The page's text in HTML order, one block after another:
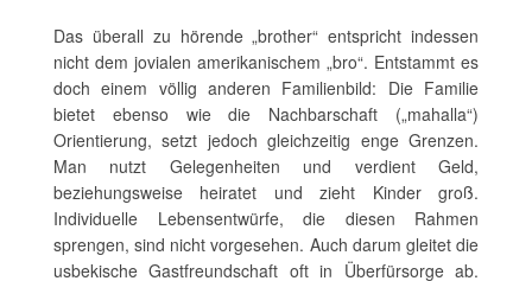
Das überall zu hörende „brother“ entspricht indessen
nicht dem jovialen amerikanischem „bro“. Entstammt es
doch einem völlig anderen Familienbild: Die Familie
bietet ebenso wie die Nachbarschaft („mahalla“)
Orientierung, setzt jedoch gleichzeitig enge Grenzen.
Man nutzt Gelegenheiten und verdient Geld,
beziehungsweise heiratet und zieht Kinder groß.
Individuelle Lebensentwürfe, die diesen Rahmen
sprengen, sind nicht vorgesehen. Auch darum gleitet die
usbekische Gastfreundschaft oft in Überfürsorge ab.